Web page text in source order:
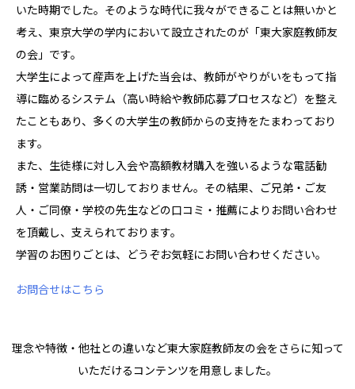
いた時期でした。そのような時代に我々ができることは無いかと
考え、東京大学の学内において設立されたのが「東大家庭教師友
の会」です。
大学生によって産声を上げた当会は、教師がやりがいをもって指
導に臨めるシステム（高い時給や教師応募プロセスなど）を整え
たこともあり、多くの大学生の教師からの支持をたまわっており
ます。
また、生徒様に対し入会や高額教材購入を強いるような電話勧
誘・営業訪問は一切しておりません。その結果、ご兄弟・ご友
人・ご同僚・学校の先生などの口コミ・推薦によりお問い合わせ
を頂戴し、支えられております。
学習のお困りごとは、どうぞお気軽にお問い合わせください。
お問合せはこちら
理念や特徴・他社との違いなど東大家庭教師友の会をさらに知って
いただけるコンテンツを用意しました。